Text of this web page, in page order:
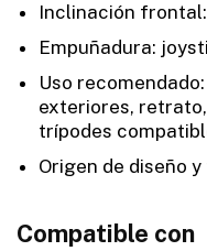
Inclinación frontal:
Empuñadura:
Uso
exteriores,
trípodes
Origen de diseño
Compatible con